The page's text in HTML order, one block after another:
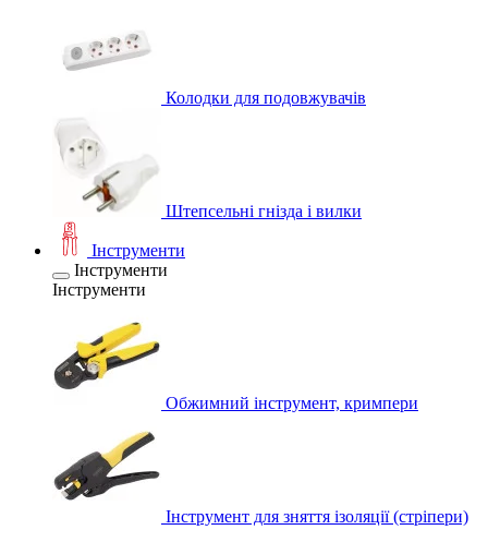
Колодки для подовжувачів
Штепсельні гнізда і вилки
Інструменти
Інструменти
Інструменти
Обжимний інструмент, кримпери
Інструмент для зняття ізоляції (стріпери)